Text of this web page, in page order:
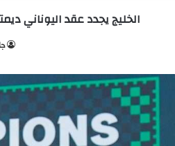
الخليج يجدد عقد اليوناني